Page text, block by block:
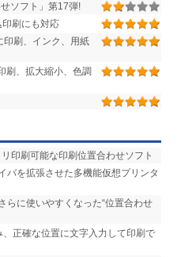
ソフト」第17弾!
刷にも対応
印刷、インク、用紙
刷、拡大縮小、色調
印刷可能な印刷位置合わせソフト
バを拡張させた多機能仮想プリンタ
らに使いやすくなった“位置合わせ
正確な位置に文字入力して印刷で